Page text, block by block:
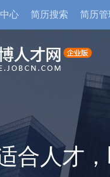
心 简历搜索 简历管
合人才